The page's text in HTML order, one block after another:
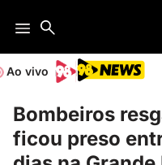
Ao vivo
Bombeiros
ficou preso